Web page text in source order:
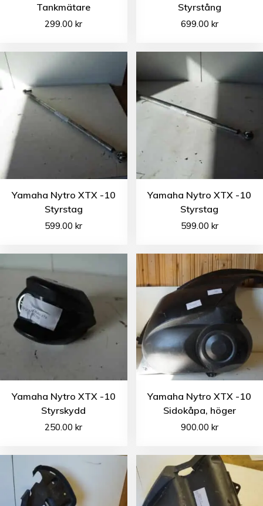
Tankmätare
299.00kr
Styrstång
699.00 kr
Yamaha Nytro XTX -10
Styrstag
599.00kr
Yamaha Nytro XTX -10
Styrstag
599.00 kr
Yamaha Nytro XTX -10
Styrskydd
250.00kr
Yamaha Nytro XTX -10
Sidokåpa, höger
900.00 kr